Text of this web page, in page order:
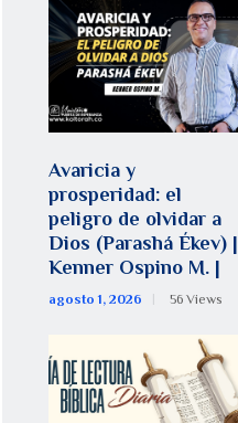
Avaricia y
prosperidad: el
peligro de olvidar a
Dios (Parashá Ékev) |
Kenner Ospino M. |
agosto 1, 2026 56 Views